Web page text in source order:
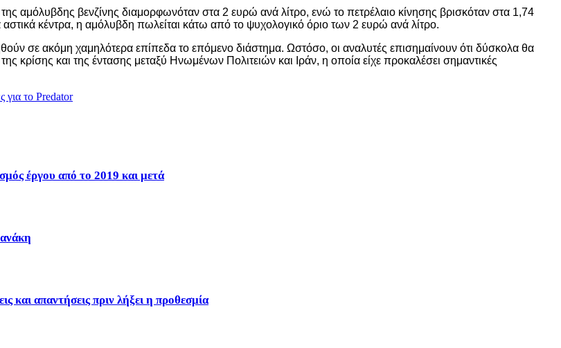
αμόλυβδης βενζίνης διαμορφωνόταν στα 2 ευρώ ανά λίτρο, ενώ το πετρέλαιο κίνησης βρισκόταν στα 1,74
κέντρα, η αμόλυβδη πωλείται κάτω από το ψυχολογικό όριο των 2 ευρώ ανά λίτρο.
σε ακόμη χαμηλότερα επίπεδα το επόμενο διάστημα. Ωστόσο, οι αναλυτές επισημαίνουν ότι δύσκολα θα
κρίσης και της έντασης μεταξύ Ηνωμένων Πολιτειών και Ιράν, η οποία είχε προκαλέσει σημαντικές
για το Predator
έργου από το 2019 και μετά
απαντήσεις πριν λήξει η προθεσμία